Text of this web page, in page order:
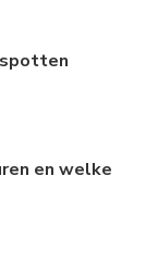
en welke